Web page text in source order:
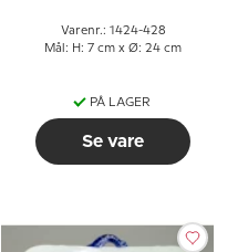
Varenr.: 1424-428
Mål: H: 7 cm x Ø: 24 cm
PÅ LAGER
Se vare